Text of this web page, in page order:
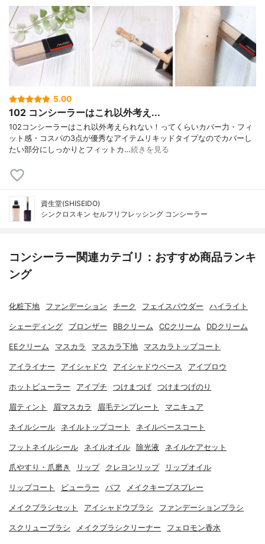
5.00
102 コンシーラーはこれ以外考え...
102コンシーラーはこれ以外考えられない！ってくらいカバー力・フィ
ット感・コスパの3点が優秀なアイテムリキッドタイプなのでカバーし
たい部分にしっかりとフィットカ…続きを見る
資生堂(SHISEIDO)
シンクロスキン セルフリフレッシング コンシーラー
コンシーラー関連カテゴリ：おすすめ商品ランキ
ング
化粧下地 ファンデーション チーク フェイスパウダー ハイライト
シェーディング ブロンザー BBクリーム CCクリーム DDクリーム
EEクリーム マスカラ マスカラ下地 マスカラトップコート
アイライナー アイシャドウ アイシャドウベース アイブロウ
ホットビューラー アイプチ つけまつげ つけまつげのり
眉ティント 眉マスカラ 眉毛テンプレート マニキュア
ネイルシール ネイルトップコート ネイルベースコート
フットネイルシール ネイルオイル 除光液 ネイルケアセット
爪やすり・爪磨き リップ クレヨンリップ リップオイル
リップコート ビューラー パフ メイクキープスプレー
メイクブラシセット アイシャドウブラシ ファンデーションブラシ
スクリューブラシ メイクブラシクリーナー フェロモン香水